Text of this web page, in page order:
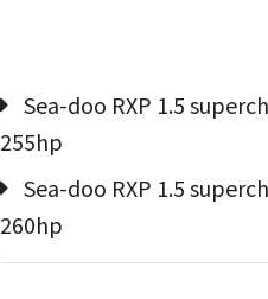
Sea-doo RXP 1.5
255hp
Sea-doo RXP 1.5
260hp